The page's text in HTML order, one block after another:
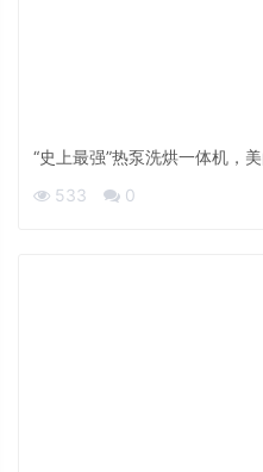
“史上最强”热泵洗烘一体机，
533
0